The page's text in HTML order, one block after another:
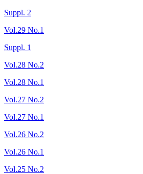
Suppl. 2
Vol.29 No.1
Suppl. 1
Vol.28 No.2
Vol.28 No.1
Vol.27 No.2
Vol.27 No.1
Vol.26 No.2
Vol.26 No.1
Vol.25 No.2